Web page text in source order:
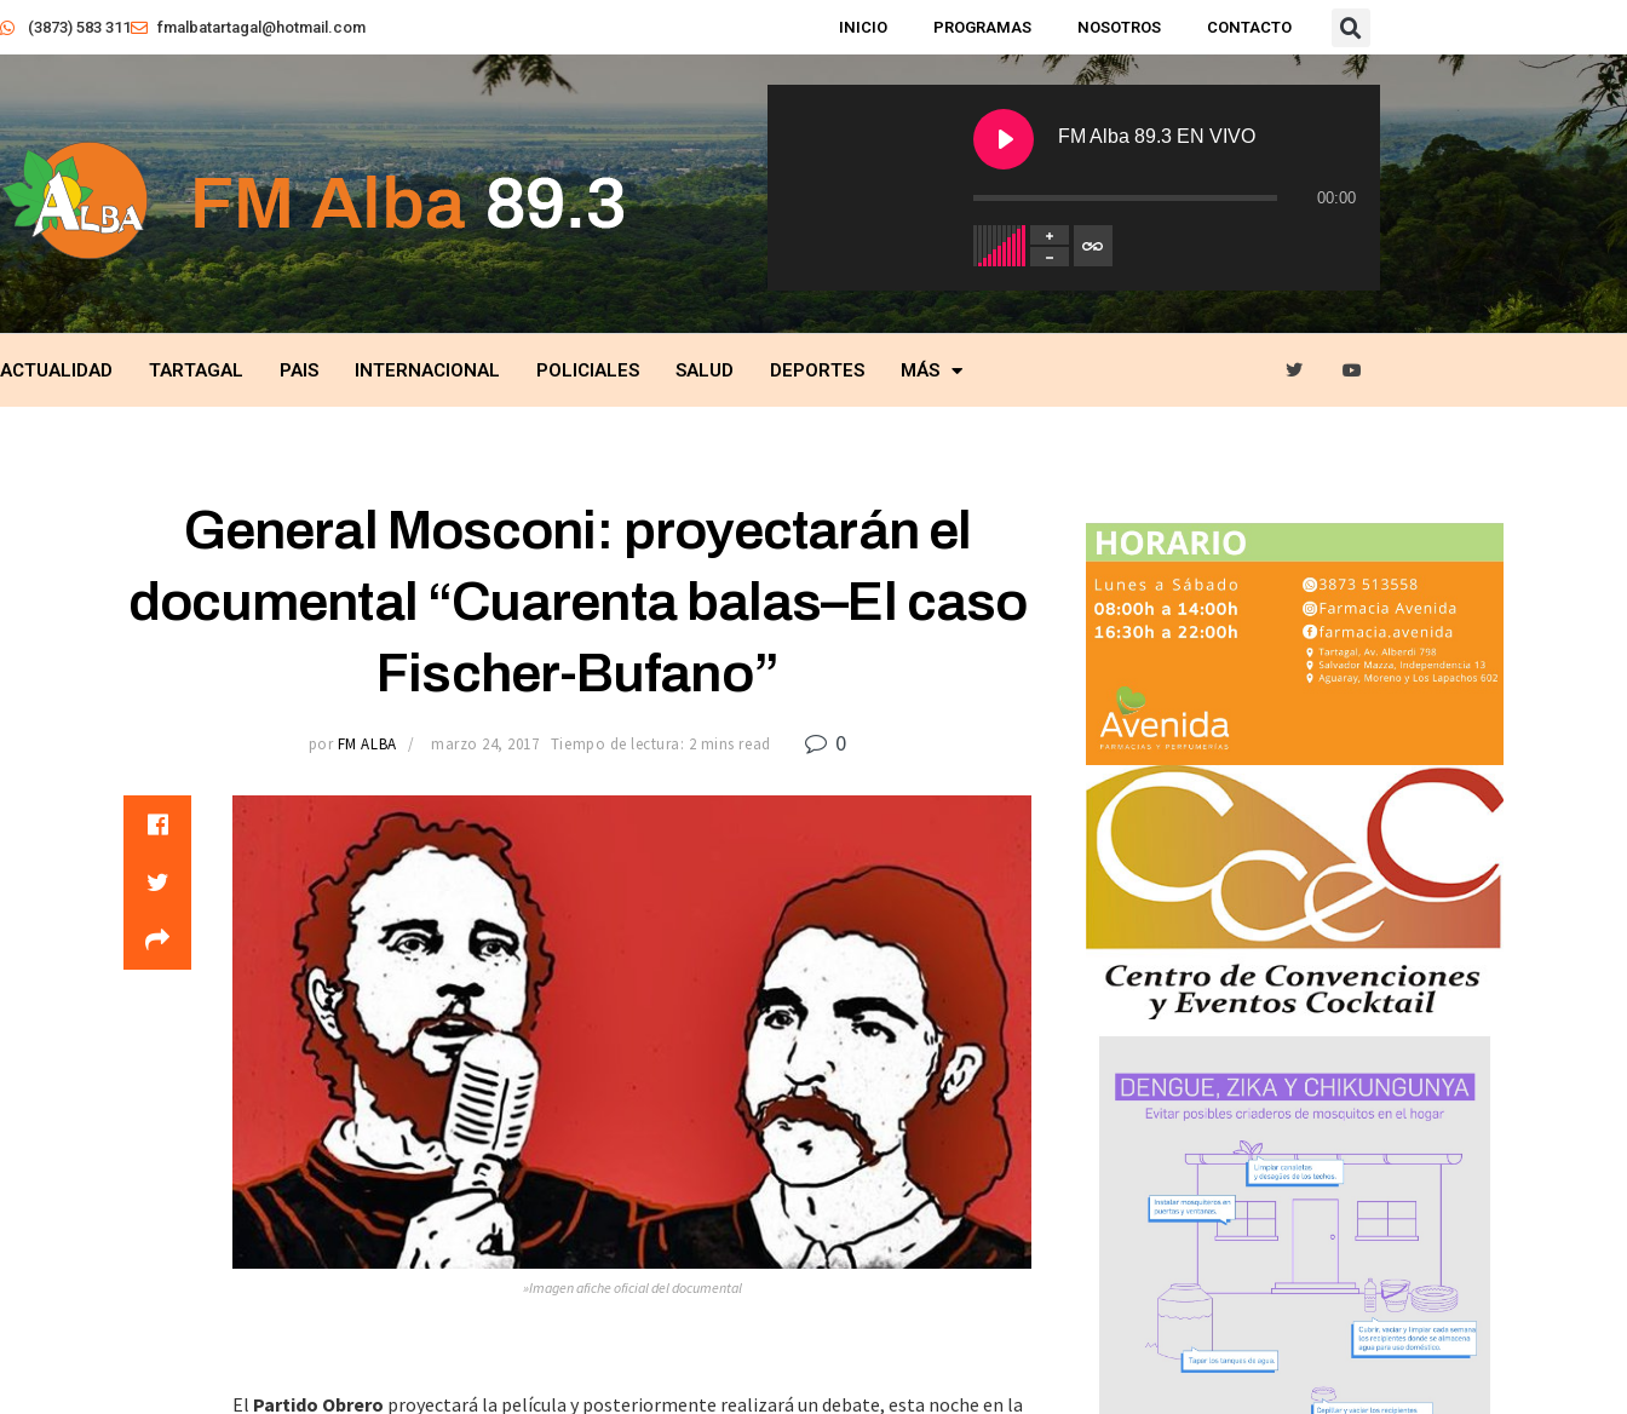
(3873) 583 311 fmalbatartagal@hotmail.com INICIO PROGRAMAS NOSOTROS CONTACTO
FM Alba 89.3 EN VIVO
00:00
ACTUALIDAD TARTAGAL PAIS INTERNACIONAL POLICIALES SALUD DEPORTES MÁS
General Mosconi: proyectarán el
documental “Cuarenta balas–El caso
Fischer-Bufano”
por FM ALBA marzo 24, 2017 Tiempo de lectura: 2 mins read 0
»Imagen afiche oficial del documental
El Partido Obrero proyectará la película y posteriormente realizará un debate, esta noche en la